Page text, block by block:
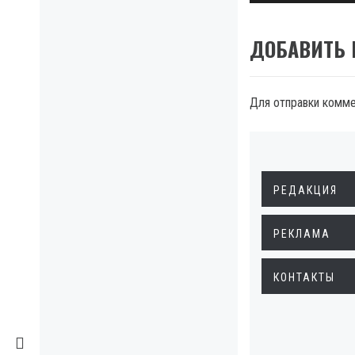
ДОБАВИТЬ
Для отправки
РЕДАКЦИЯ
РЕКЛАМА
КОНТАКТЫ